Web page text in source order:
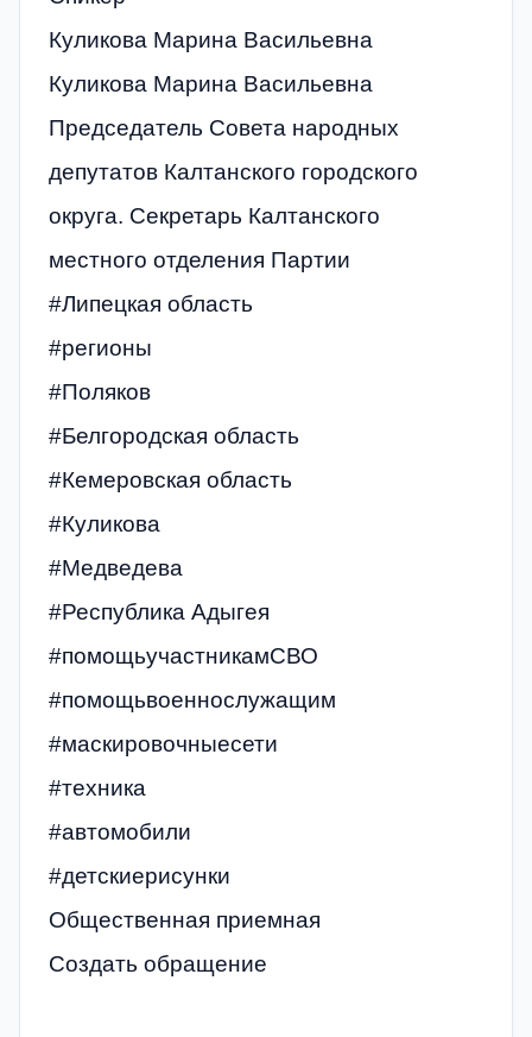
Куликова Марина Васильевна
Куликова Марина Васильевна
Председатель Совета народных
депутатов Калтанского городского
округа. Секретарь Калтанского
местного отделения Партии
#Липецкая область
#регионы
#Поляков
#Белгородская область
#Кемеровская область
#Куликова
#Медведева
#Республика Адыгея
#помощьучастникамСВО
#помощьвоеннослужащим
#маскировочныесети
#техника
#автомобили
#детскиерисунки
Общественная приемная
Создать обращение